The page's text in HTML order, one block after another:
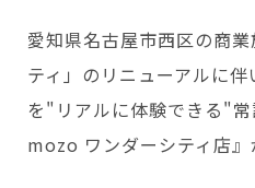
LOVOT
実証実験
15分の触れ合い
ご購入前のよくある質問
今月のキャンペーン情報
LOVOT紹介制度
訪問設
これからLOVOTをお迎えし
お役立ちガイド
定期メンテナンス・治療
サポートサービス(ご契約
LOVOT コンシェルジュ
法人のお客様へ
OFFICE LOVOT
LOVOT 導入事例
ふるさと納税
愛知県名古屋市西区の商
ティ」のリニューアルに
を"リアルに体験できる"
mozo ワンダーシティ店』